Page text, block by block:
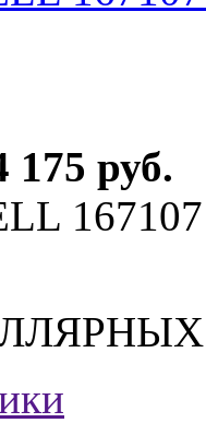
175 руб.